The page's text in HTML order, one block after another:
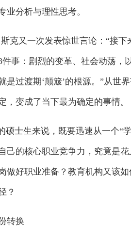
业分析与理性思考。
又一次发表惊世言论：“接下
事：剧烈的变革、社会动荡，
是过渡期‘颠簸’的根源。”从世
变成了当下最为确定的事情。
士生来说，既要迅速从一个“
己的核心职业竞争力，究竟是
做好职业准备？教育机构又该
？
转换